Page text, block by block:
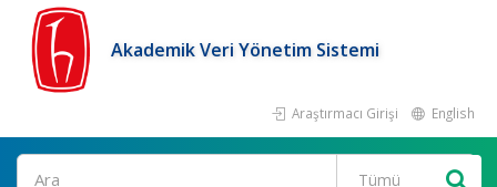
Akademik Veri Yönetim Sistemi
Araştırmacı Girişi English
Ara